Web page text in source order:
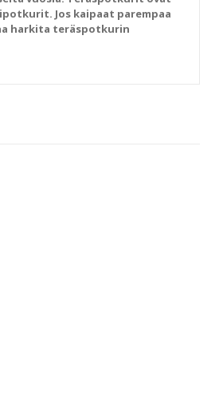
Jos kaipaat parempaa
harkita teräspotkurin